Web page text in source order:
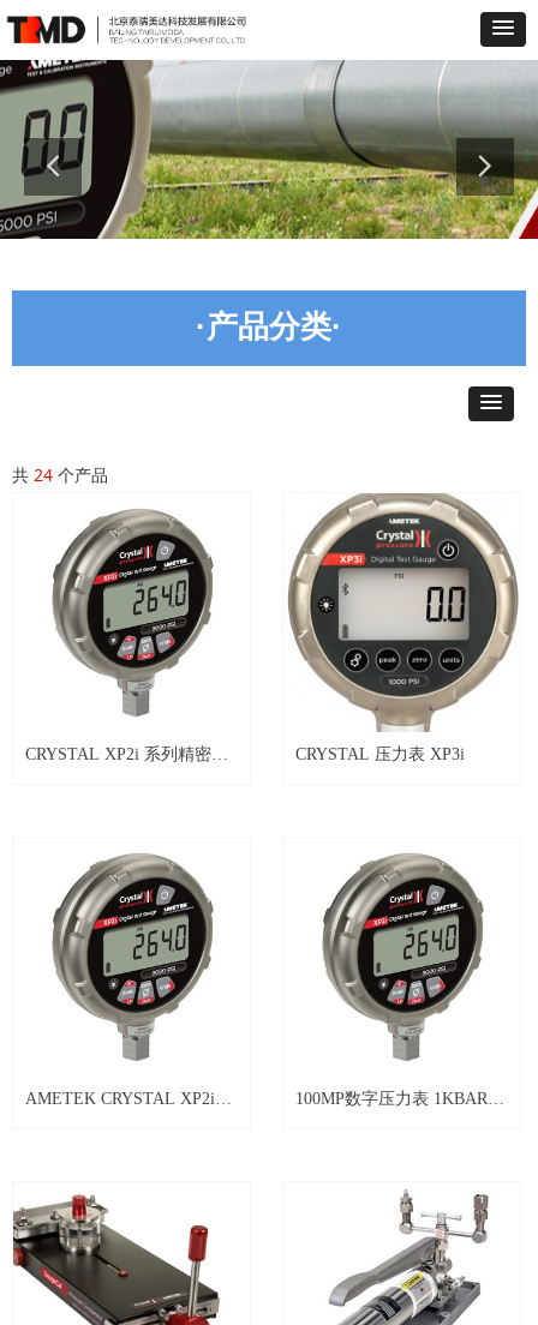
·产品分类·
共 24 个产品
CRYSTAL XP2i 系列精密数
CRYSTAL 压力表 XP3i
AMETEK CRYSTAL XP2i数
100MP数字压力表 1KBAR